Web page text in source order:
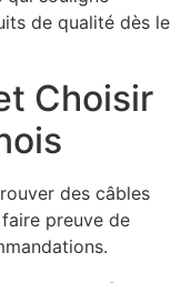
de qualité dès le
Choisir
des câbles
preuve de